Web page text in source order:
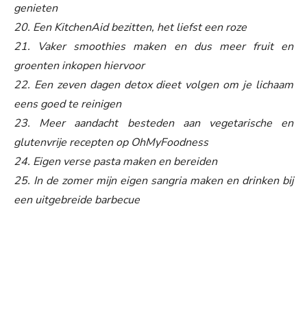
genieten
20. Een KitchenAid bezitten, het liefst een roze
21. Vaker smoothies maken en dus meer fruit en
groenten inkopen hiervoor
22. Een zeven dagen detox dieet volgen om je lichaam
eens goed te reinigen
23. Meer aandacht besteden aan vegetarische en
glutenvrije recepten op OhMyFoodness
24. Eigen verse pasta maken en bereiden
25. In de zomer mijn eigen sangria maken en drinken bij
een uitgebreide barbecue